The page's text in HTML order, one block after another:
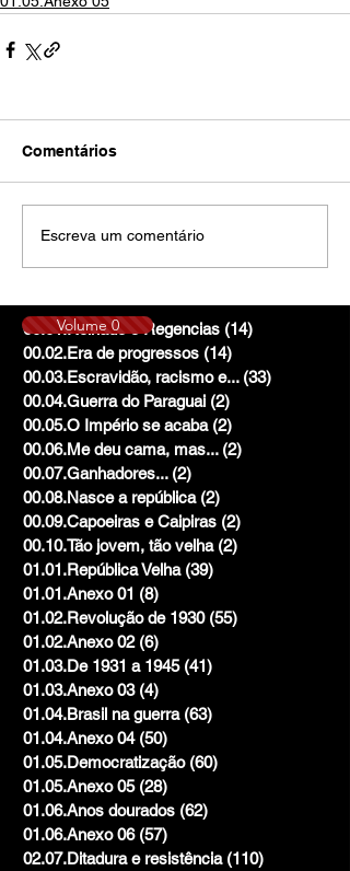
Comentários
Escreva um comentário
00.01.Reinado e Regencias (14)
00.02.Era de progressos (14)
00.03.Escravidão, racismo e... (33)
00.04.Guerra do Paraguai (2)
00.05.O Império se acaba (2)
00.06.Me deu cama, mas... (2)
00.07.Ganhadores... (2)
00.08.Nasce a república (2)
00.09.Capoeiras e Caipiras (2)
00.10.Tão jovem, tão velha (2)
01.01.República Velha (39)
01.01.Anexo 01 (8)
01.02.Revolução de 1930 (55)
01.02.Anexo 02 (6)
01.03.De 1931 a 1945 (41)
01.03.Anexo 03 (4)
01.04.Brasil na guerra (63)
01.04.Anexo 04 (50)
01.05.Democratização (60)
01.05.Anexo 05 (28)
01.06.Anos dourados (62)
01.06.Anexo 06 (57)
02.07.Ditadura e resistência (110)
Volume 0